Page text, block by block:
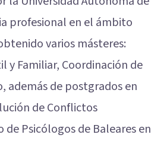
profesional en el ámbito
varios másteres:
y Familiar, Coordinación de
además de postgrados en
de Conflictos
Psicólogos de Baleares en